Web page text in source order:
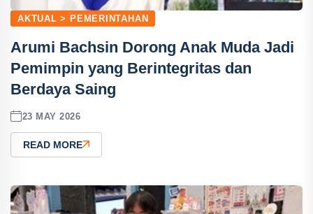
AKTUAL > PEMERINTAHAN
Arumi Bachsin Dorong Anak Muda Jadi
Pemimpin yang Berintegritas dan
Berdaya Saing
23 MAY 2026
READ MORE